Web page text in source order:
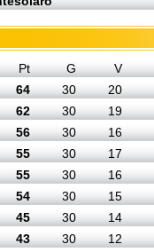
Pt G
V
64 30
20
62 30
19
56 30
16
55 30
17
55 30
16
54 30
15
45 30
14
43 30
12